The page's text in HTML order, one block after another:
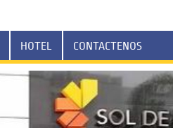
HOTEL CONTACTENOS